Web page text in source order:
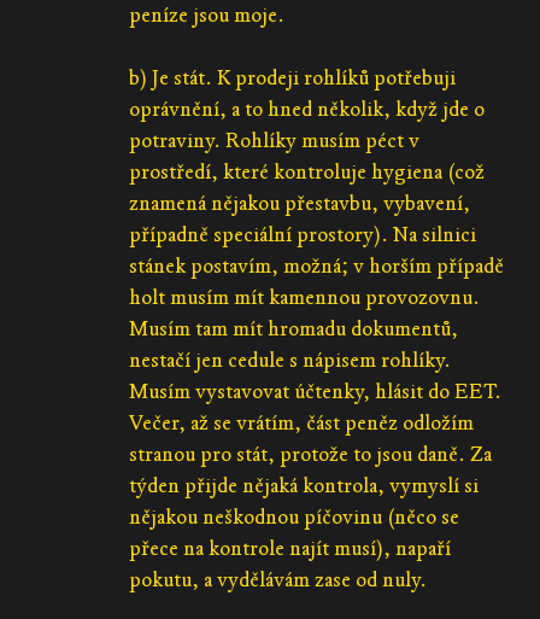
peníze jsou moje.
b) Je stát. K prodeji rohlíků potřebuji
oprávnění, a to hned několik, když jde o
potraviny. Rohlíky musím péct v
prostředí, které kontroluje hygiena (což
znamená nějakou přestavbu, vybavení,
případně speciální prostory). Na silnici
stánek postavím, možná; v horším případě
holt musím mít kamennou provozovnu.
Musím tam mít hromadu dokumentů,
nestačí jen cedule s nápisem rohlíky.
Musím vystavovat účtenky, hlásit do EET.
Večer, až se vrátím, část peněz odložím
stranou pro stát, protože to jsou daně. Za
týden přijde nějaká kontrola, vymyslí si
nějakou neškodnou píčovinu (něco se
přece na kontrole najít musí), napaří
pokutu, a vydělávám zase od nuly.